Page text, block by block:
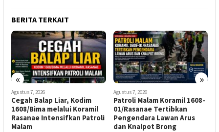
BERITA TERKAIT
« »
Agustus 7, 2026
Patroli Malam Koramil 1608-
01/Rasanae Tertibkan
Pengendara Lawan Arus
dan Knalpot Brong
Agustus 7, 2026
Ketua Senkom NTB Hadiri
Pencanangan Gerakan
Pembagian Bendera Merah
Putih di Mataram